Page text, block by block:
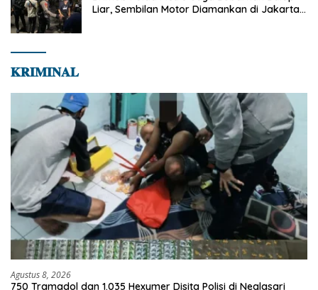
Liar, Sembilan Motor Diamankan di Jakarta
𝐊𝐑𝐈𝐌𝐈𝐍𝐀𝐋
Agustus 8, 2026
750 Tramadol dan 1.035 Hexymer Disita Polisi di Neglasari